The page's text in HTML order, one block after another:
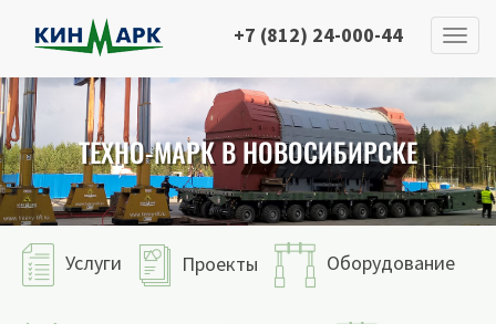
+7 (812) 24-000-44
ТЕХНО-МАРК В НОВОСИБИРСКЕ
Услуги Проекты Оборудование